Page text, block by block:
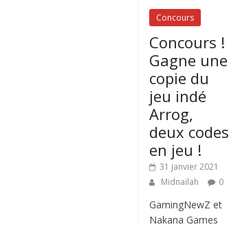
Concours
Concours !
Gagne une
copie du
jeu indé
Arrog,
deux codes
en jeu !
31 janvier 2021
Midnailah
0
GamingNewZ et
Nakana Games